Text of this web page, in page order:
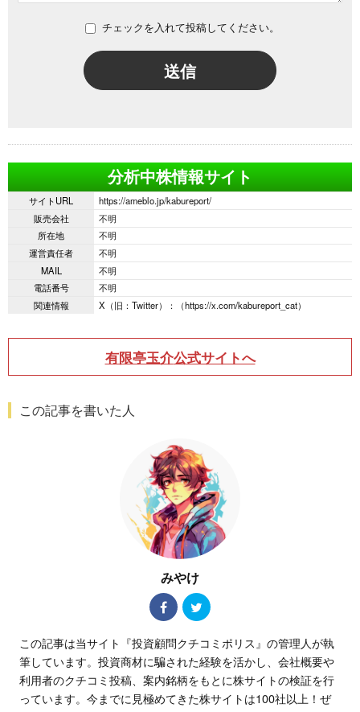
チェックを入れて投稿してください。
送信
分析中株情報サイト
サイトURL
https://ameblo.jp/kabureport/
販売会社
不明
所在地
不明
運営責任者
不明
MAIL
不明
電話番号
不明
関連情報
X（旧：Twitter）：（https://x.com/kabureport_cat）
有限亭玉介公式サイトへ
この記事を書いた人
みやけ
この記事は当サイト『投資顧問クチコミポリス』の管理人が執
筆しています。投資商材に騙された経験を活かし、会社概要や
利用者のクチコミ投稿、案内銘柄をもとに株サイトの検証を行
っています。今までに見極めてきた株サイトは100社以上！ぜ